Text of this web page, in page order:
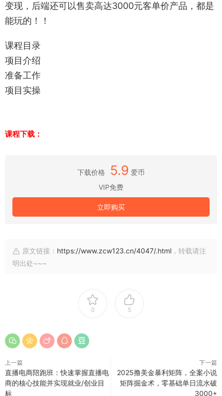
变现，后端还可以售卖高达3000元客单价产品，都是
能玩的！！
课程目录
项目介绍
准备工作
项目实操
课程下载：
下载价格 5.9 爱币
VIP免费
立即购买
原文链接： https://www.zcw123.cn/4047/.html ，转载请注
明出处~~~
0 5
上一篇
直播电商陪跑班：快速掌握直播电
商的核心技能并实现就业/创业目
标
下一篇
2025撸美金暴利矩阵，全案小说
矩阵掘金术，零基础单日流水破
3000+